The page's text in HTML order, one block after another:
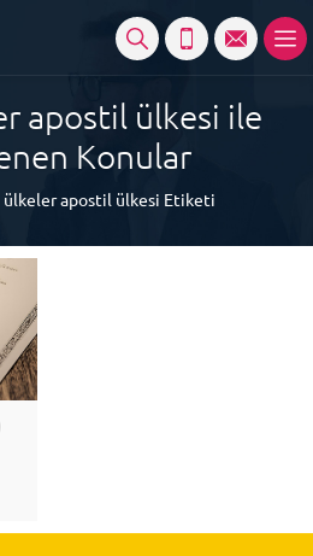
apostil ülkesi ile
Konular
ülkeler apostil ülkesi Etiketi